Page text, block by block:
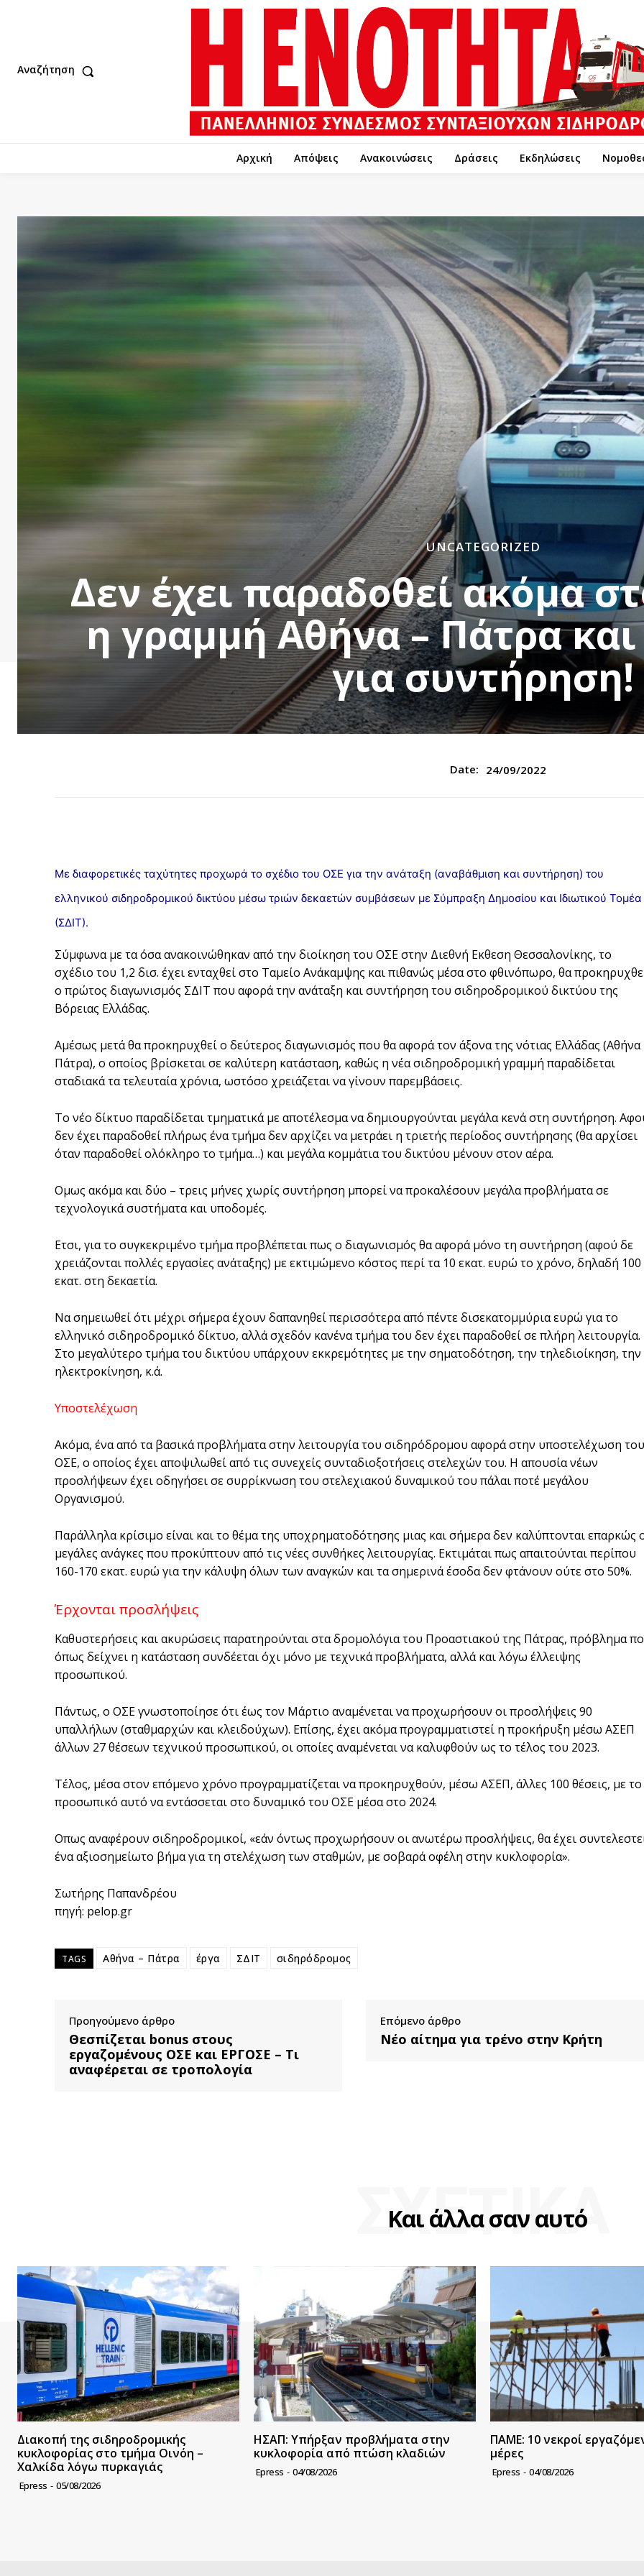
Αναζήτηση
Αρχική Απόψεις Ανακοινώσεις Δράσεις Εκδηλώσεις
UNCATEGORIZED
Δεν έχει παραδοθεί ακόμα
η γραμμή Αθήνα – Πάτρα και
για συντήρηση!
Date: 24/09/2022
Με διαφορετικές ταχύτητες προχωρά το σχέδιο του ΟΣΕ για την ανάταξη (αναβάθμιση και συντήρηση) του
ελληνικού σιδηροδρομικού δικτύου μέσω τριών δεκαετών συμβάσεων με Σύμπραξη Δημοσίου και Ιδιωτικού Τομέα
(ΣΔΙΤ).
Σύμφωνα με τα όσα ανακοινώθηκαν από την διοίκηση του ΟΣΕ στην Διεθνή Εκθεση Θεσσαλονίκης, το
σχέδιο του 1,2 δισ. έχει ενταχθεί στο Ταμείο Ανάκαμψης και πιθανώς μέσα στο φθινόπωρο, θα
ο πρώτος διαγωνισμός ΣΔΙΤ που αφορά την ανάταξη και συντήρηση του σιδηροδρομικού δικτύου της
Βόρειας Ελλάδας.
Αμέσως μετά θα προκηρυχθεί ο δεύτερος διαγωνισμός που θα αφορά τον άξονα της νότιας Ελλάδας (Αθήνα
Πάτρα), ο οποίος βρίσκεται σε καλύτερη κατάσταση, καθώς η νέα σιδηροδρομική γραμμή παραδίδεται
σταδιακά τα τελευταία χρόνια, ωστόσο χρειάζεται να γίνουν παρεμβάσεις.
Το νέο δίκτυο παραδίδεται τμηματικά με αποτέλεσμα να δημιουργούνται μεγάλα κενά στη συντήρηση.
δεν έχει παραδοθεί πλήρως ένα τμήμα δεν αρχίζει να μετράει η τριετής περίοδος συντήρησης (θα αρχίσει
όταν παραδοθεί ολόκληρο το τμήμα…) και μεγάλα κομμάτια του δικτύου μένουν στον αέρα.
Ομως ακόμα και δύο – τρεις μήνες χωρίς συντήρηση μπορεί να προκαλέσουν μεγάλα προβλήματα σε
τεχνολογικά συστήματα και υποδομές.
Ετσι, για το συγκεκριμένο τμήμα προβλέπεται πως ο διαγωνισμός θα αφορά μόνο τη συντήρηση (αφού δε
χρειάζονται πολλές εργασίες ανάταξης) με εκτιμώμενο κόστος περί τα 10 εκατ. ευρώ το χρόνο, δηλαδή 100
εκατ. στη δεκαετία.
Να σημειωθεί ότι μέχρι σήμερα έχουν δαπανηθεί περισσότερα από πέντε δισεκατομμύρια ευρώ για το
ελληνικό σιδηροδρομικό δίκτυο, αλλά σχεδόν κανένα τμήμα του δεν έχει παραδοθεί σε πλήρη λειτουργία.
Στο μεγαλύτερο τμήμα του δικτύου υπάρχουν εκκρεμότητες με την σηματοδότηση, την τηλεδιοίκηση, την
ηλεκτροκίνηση, κ.ά.
Υποστελέχωση
Ακόμα, ένα από τα βασικά προβλήματα στην λειτουργία του σιδηρόδρομου αφορά στην υποστελέχωση του
ΟΣΕ, ο οποίος έχει αποψιλωθεί από τις συνεχείς συνταδιοξοτήσεις στελεχών του. Η απουσία νέων
προσλήψεων έχει οδηγήσει σε συρρίκνωση του στελεχιακού δυναμικού του πάλαι ποτέ μεγάλου
Οργανισμού.
Παράλληλα κρίσιμο είναι και το θέμα της υποχρηματοδότησης μιας και σήμερα δεν καλύπτονται επαρκώς
μεγάλες ανάγκες που προκύπτουν από τις νέες συνθήκες λειτουργίας. Εκτιμάται πως απαιτούνται περίπου
160-170 εκατ. ευρώ για την κάλυψη όλων των αναγκών και τα σημερινά έσοδα δεν φτάνουν ούτε στο 50%.
Έρχονται προσλήψεις
Καθυστερήσεις και ακυρώσεις παρατηρούνται στα δρομολόγια του Προαστιακού της Πάτρας, πρόβλημα
όπως δείχνει η κατάσταση συνδέεται όχι μόνο με τεχνικά προβλήματα, αλλά και λόγω έλλειψης
προσωπικού.
Πάντως, ο ΟΣΕ γνωστοποίησε ότι έως τον Μάρτιο αναμένεται να προχωρήσουν οι προσλήψεις 90
υπαλλήλων (σταθμαρχών και κλειδούχων). Επίσης, έχει ακόμα προγραμματιστεί η προκήρυξη μέσω ΑΣΕΠ
άλλων 27 θέσεων τεχνικού προσωπικού, οι οποίες αναμένεται να καλυφθούν ως το τέλος του 2023.
Τέλος, μέσα στον επόμενο χρόνο προγραμματίζεται να προκηρυχθούν, μέσω ΑΣΕΠ, άλλες 100 θέσεις, με το
προσωπικό αυτό να εντάσσεται στο δυναμικό του ΟΣΕ μέσα στο 2024.
Οπως αναφέρουν σιδηροδρομικοί, «εάν όντως προχωρήσουν οι ανωτέρω προσλήψεις, θα έχει
ένα αξιοσημείωτο βήμα για τη στελέχωση των σταθμών, με σοβαρά οφέλη στην κυκλοφορία».
Σωτήρης Παπανδρέου
πηγή: pelop.gr
TAGS Αθήνα – Πάτρα έργα ΣΔΙΤ σιδηρόδρομος
Προηγούμενο άρθρο
Θεσπίζεται bonus στους
εργαζομένους ΟΣΕ και ΕΡΓΟΣΕ – Τι
αναφέρεται σε τροπολογία
Επόμενο άρθρο
Νέο αίτημα για τρένο στην Κρήτη
Και άλλα σαν αυτό
ΣΧΕΤΙΚΑ
Διακοπή της σιδηροδρομικής
κυκλοφορίας στο τμήμα Οινόη –
Χαλκίδα λόγω πυρκαγιάς
Epress - 05/08/2026
ΗΣΑΠ: Υπήρξαν προβλήματα στην
κυκλοφορία από πτώση κλαδιών
Epress - 04/08/2026
ΠΑΜΕ: 10 νεκροί
μέρες
Epress - 04/08/2026